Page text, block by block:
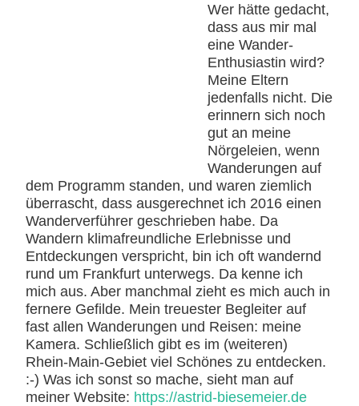
Wer hätte gedacht,
dass aus mir mal
eine Wander-
Enthusiastin wird?
Meine Eltern
jedenfalls nicht. Die
erinnern sich noch
gut an meine
Nörgeleien, wenn
Wanderungen auf
dem Programm standen, und waren ziemlich
überrascht, dass ausgerechnet ich 2016 einen
Wanderverführer geschrieben habe. Da
Wandern klimafreundliche Erlebnisse und
Entdeckungen verspricht, bin ich oft wandernd
rund um Frankfurt unterwegs. Da kenne ich
mich aus. Aber manchmal zieht es mich auch in
fernere Gefilde. Mein treuester Begleiter auf
fast allen Wanderungen und Reisen: meine
Kamera. Schließlich gibt es im (weiteren)
Rhein-Main-Gebiet viel Schönes zu entdecken.
:-) Was ich sonst so mache, sieht man auf
meiner Website: https://astrid-biesemeier.de